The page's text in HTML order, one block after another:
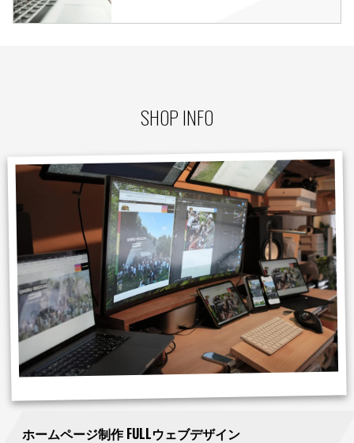
SHOP INFO
ホームページ制作 FULLウェブデザイン